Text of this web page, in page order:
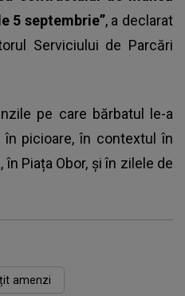
5 septembrie”, a declarat
Serviciului de Parcări
pe care bărbatul le-a
picioare, în contextul în
Piața Obor, și în zilele de
amenzi